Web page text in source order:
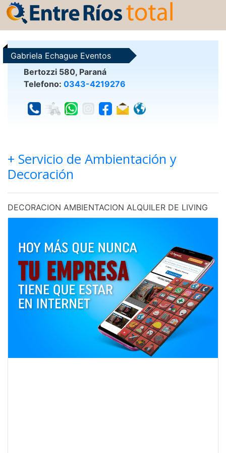
Gabriela Echague Eventos
Bertozzi 580, Paraná
Telefono: 0343-4219276
+ Servicio de Ambientación y
Decoración
DECORACION AMBIENTACION ALQUILER DE LIVING